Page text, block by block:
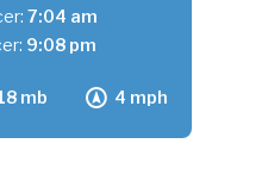
mb 4 mph
7:04 am
9:08 pm